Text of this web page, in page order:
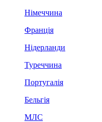
Німеччина
Франція
Нідерланди
Туреччина
Португалія
Бельгія
МЛС